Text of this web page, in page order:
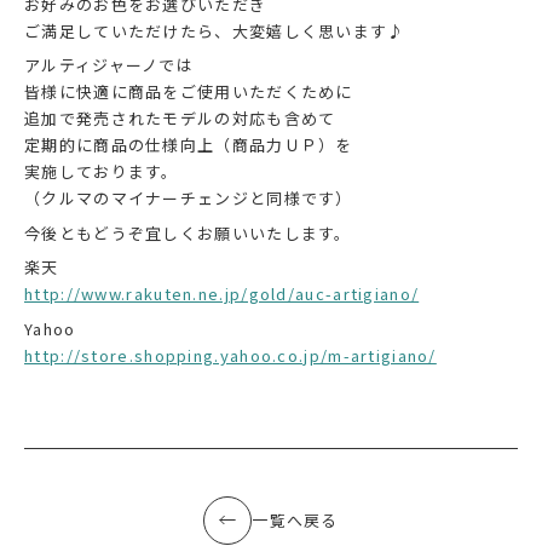
ご満足していただけたら、大変嬉しく思います♪
アルティジャーノでは
皆様に快適に商品をご使用いただくために
追加で発売されたモデルの対応も含めて
定期的に商品の仕様向上（商品力ＵＰ）を
実施しております。
（クルマのマイナーチェンジと同様です）
今後ともどうぞ宜しくお願いいたします。
楽天
http://www.rakuten.ne.jp/gold/auc-artigiano/
Yahoo
http://store.shopping.yahoo.co.jp/m-artigiano/
一覧へ戻る